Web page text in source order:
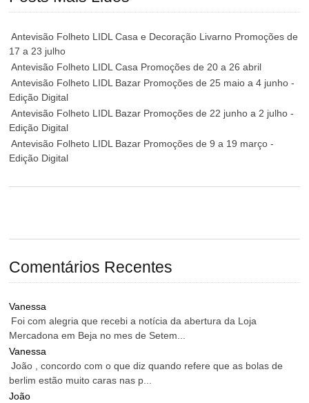
Antevisão Folheto LIDL Casa e Decoração Livarno Promoções de
17 a 23 julho
Antevisão Folheto LIDL Casa Promoções de 20 a 26 abril
Antevisão Folheto LIDL Bazar Promoções de 25 maio a 4 junho -
Edição Digital
Antevisão Folheto LIDL Bazar Promoções de 22 junho a 2 julho -
Edição Digital
Antevisão Folheto LIDL Bazar Promoções de 9 a 19 março -
Edição Digital
Comentários Recentes
Vanessa
Foi com alegria que recebi a notícia da abertura da Loja
Mercadona em Beja no mes de Setem...
Vanessa
João , concordo com o que diz quando refere que as bolas de
berlim estão muito caras nas p...
João